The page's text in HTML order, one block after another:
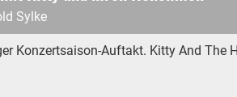
Sylke
Konzertsaison-Auftakt. Kitty And The